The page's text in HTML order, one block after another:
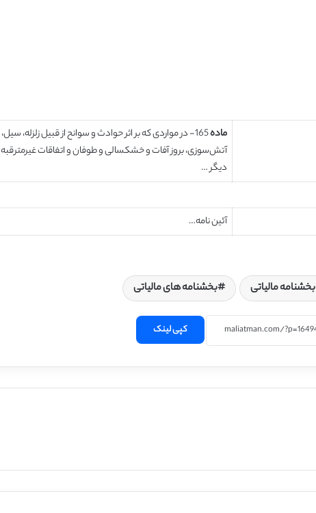
ماده
165- در مواردی که بر اثر حوادث و سوانح از قبیل زلزله، سیل،
آتش‌سوزی، بروز آفات و خشکسالی و طوفان و اتفاقات غیرمترقبه
دیگر …
آئین نامه…
بخشنامه مالیاتی بخشنامه های مالیاتی
کپی لینک